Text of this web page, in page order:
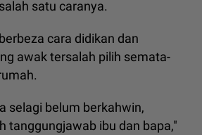
satu caranya.
cara didikan dan
awak tersalah pilih semata-
selagi belum berkahwin,
tanggungjawab ibu dan bapa,"